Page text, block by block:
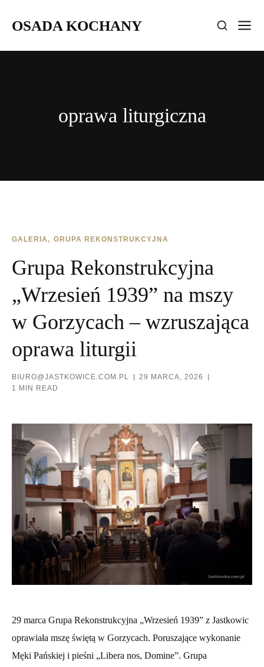
OSADA KOCHANY
oprawa liturgiczna
GALERIA GRUPA REKONSTRUKCYJNA
Grupa Rekonstrukcyjna
„Wrzesień 1939” na mszy
w Gorzycach – wzruszająca
oprawa liturgii
BIURO@JASTKOWICE.COM.PL
29 MARCA, 2026
1 MIN READ
29 marca Grupa Rekonstrukcyjna „Wrzesień 1939” z Jastkowic
oprawiała mszę świętą w Gorzycach. Poruszające wykonanie
Męki Pańskiej i pieśni „Libera nos, Domine”. Grupa